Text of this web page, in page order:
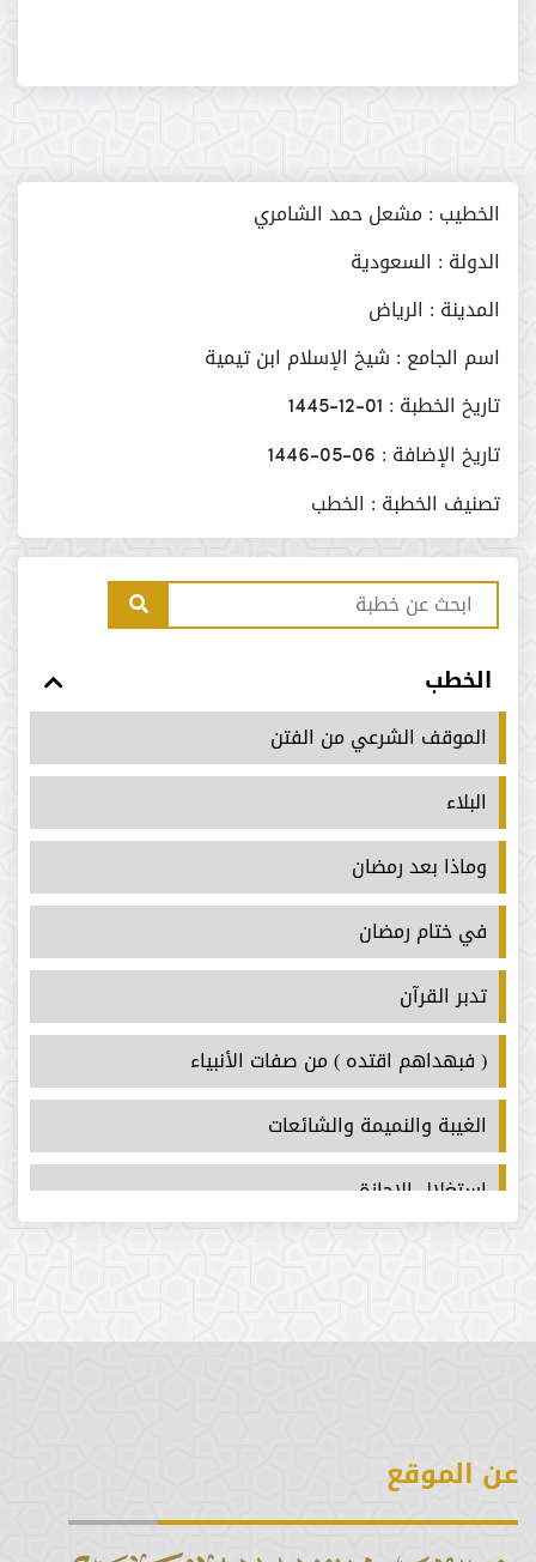
الخطيب :مشعل حمد الشامري
الدولة : السعودية
المدينة : الرياض
اسم الجامع : شيخ الإسلام ابن تيمية
تاريخ الخطبة : 01-12-1445
تاريخ الإضافة : 06-05-1446
تصنيف الخطبة : الخطب
الخطب
الموقف الشرعي من الفتن
البلاء
وماذا بعد رمضان
في ختام رمضان
تدبر القرآن
( فبهداهم اقتده ) من صفات الأنبياء
الغيبة والنميمة والشائعات
استغلال الاجازة
فضل عشر ذي الحجة
عن الموقع